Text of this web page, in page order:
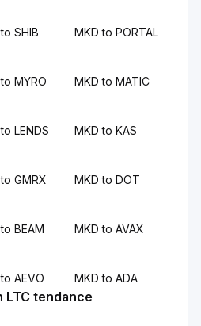
SHIB MKD to PORTAL
MYRO MKD to MATIC
LENDS MKD to KAS
GMRX MKD to DOT
BEAM MKD to AVAX
AEVO MKD to ADA
LTC tendance